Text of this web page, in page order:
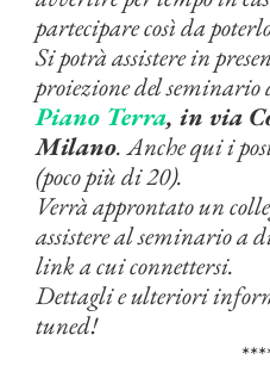
partecipare così da
Si potrà assistere in
proiezione del seminario
Piano Terra, in via
Milano. Anche qui i
(poco più di 20).
Verrà approntato un
assistere al seminario a
link a cui connettersi.
Dettagli e ulteriori
tuned!